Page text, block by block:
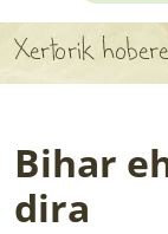
APARTEN
Xertorik
Bihar
dira